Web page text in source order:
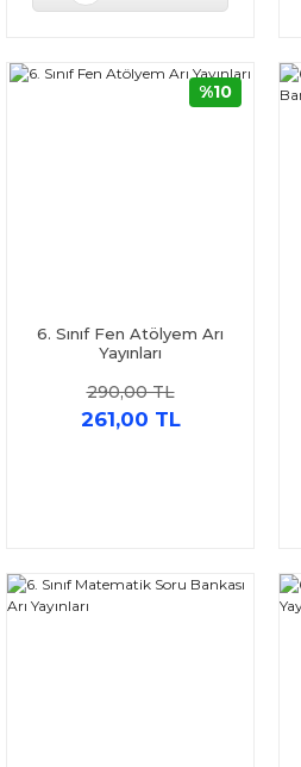
6. Sınıf Fen Atölyem Arı
Yayınları
290,00 TL
261,00 TL
%10